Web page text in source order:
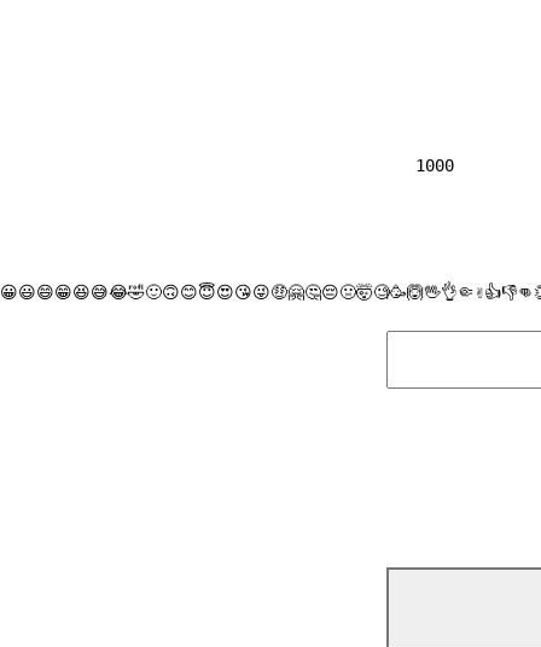
1000
😀😃😄😁😆😅😂🤣🙂🙃😊😇😍😘😜🤑🤗🤔😔🤢🤯🧐🥳🙆🖖👌🤏✌👍👎👊